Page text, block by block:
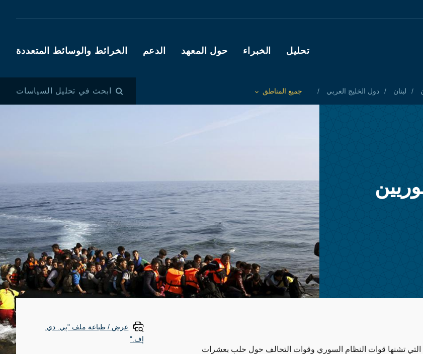
Main navigation
تحليل الخبراء حول المعهد الدعم الخرائط والوسائط المتعددة
لبنان دول الخليج العربي
Toggle List of
جميع المناطق ابحث في تحليل السياسات
التي تشنها قوات النظام السوري وقوات التحالف حول حلب بعشرات
عرض / طباعة ملف "پي. دي.
إف."